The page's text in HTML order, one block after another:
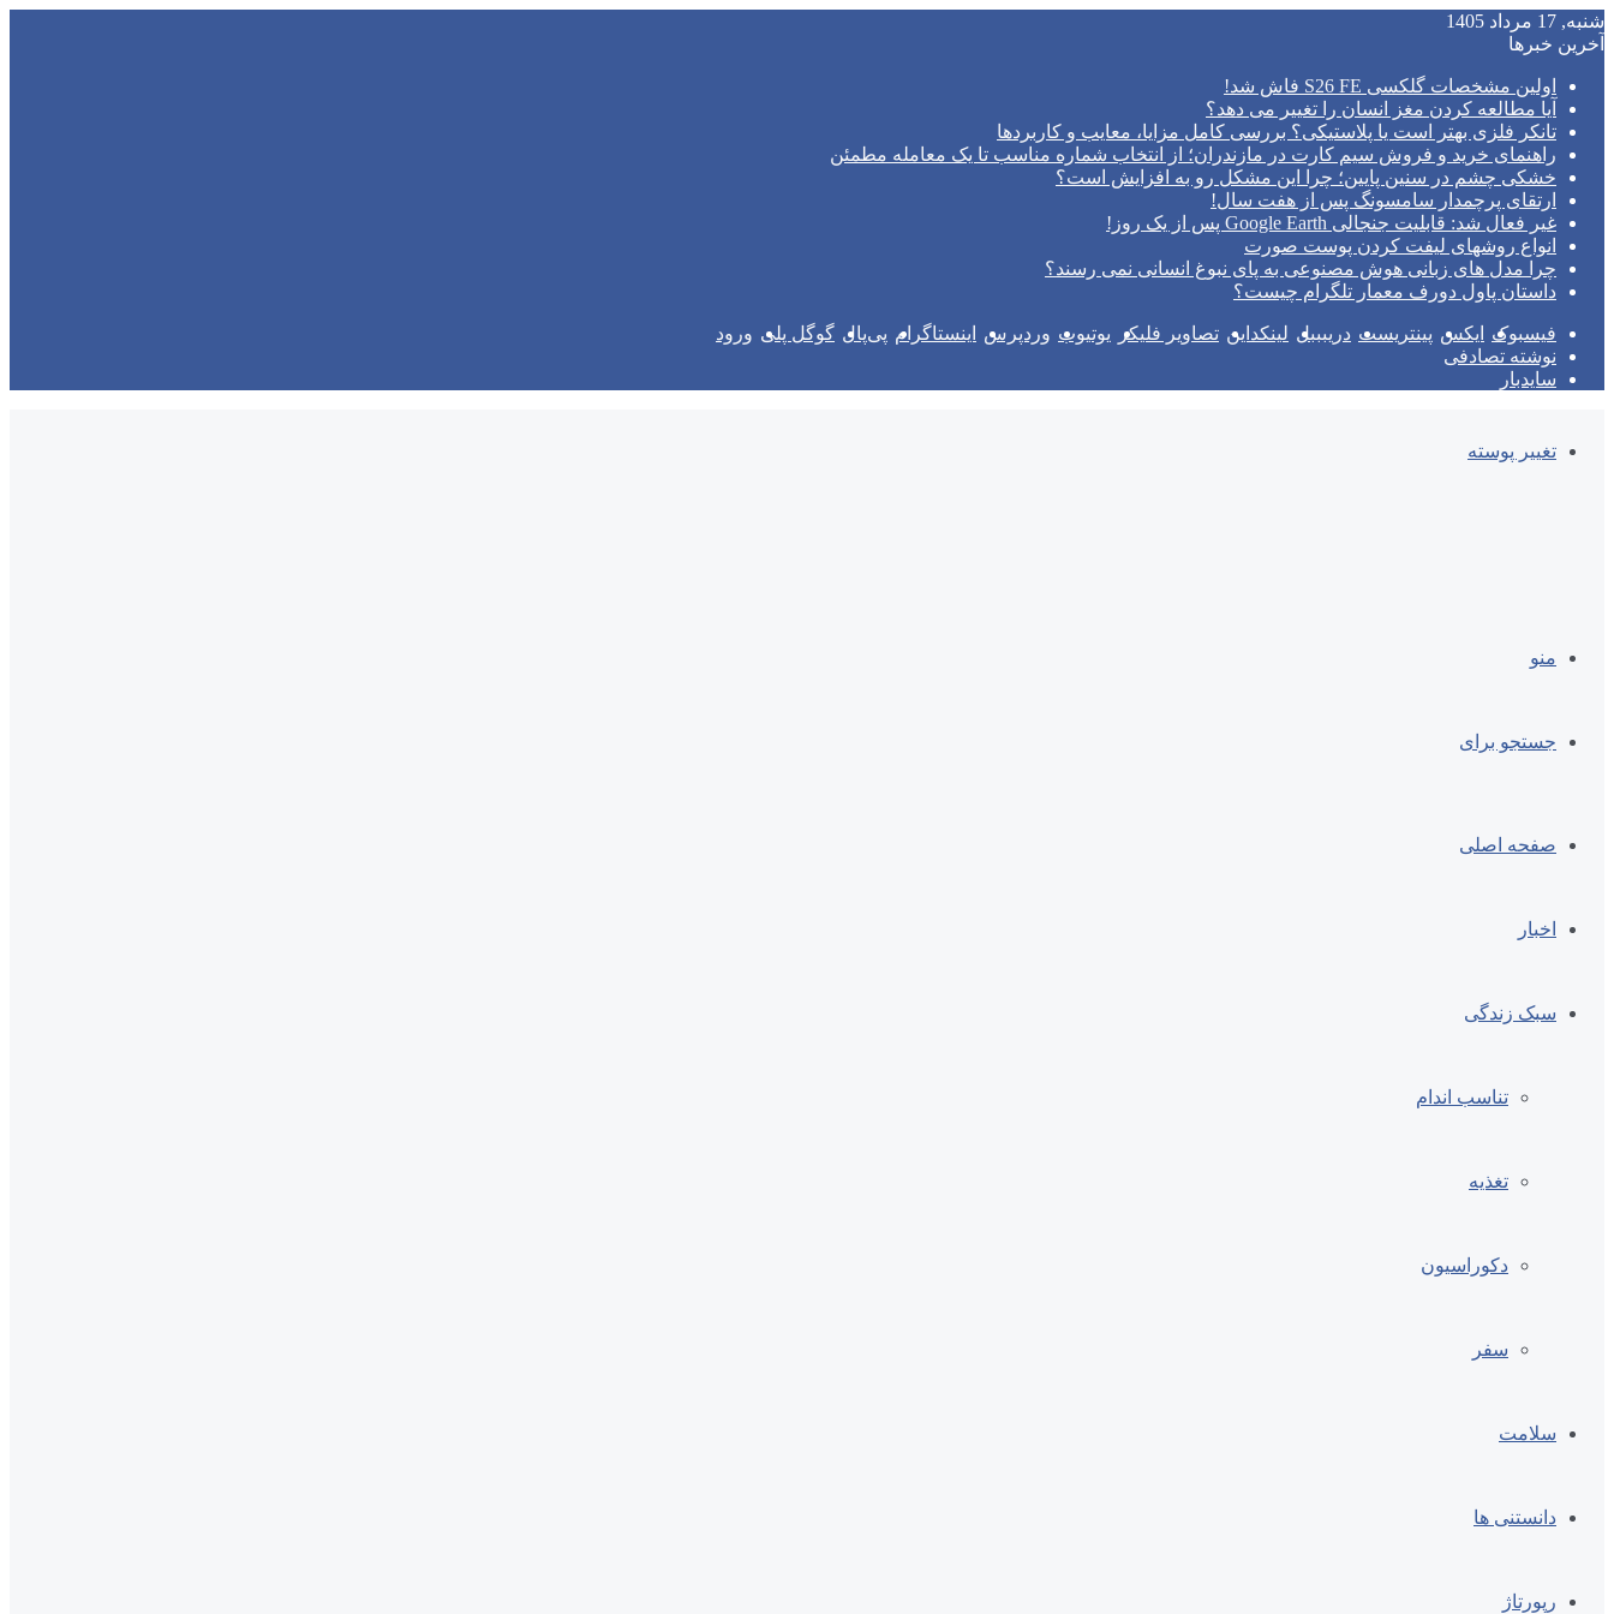
شنبه, 17 مرداد 1405
آخرین خبرها
اولین مشخصات گلکسی S26 FE فاش شد!
آیا مطالعه کردن مغز انسان را تغییر می‌ دهد؟
تانکر فلزی بهتر است یا پلاستیکی؟ بررسی کامل مزایا، معایب و کاربردها
راهنمای خرید و فروش سیم کارت در مازندران؛ از انتخاب شماره مناسب تا یک معامله مطمئن
خشکی چشم در سنین پایین؛ چرا این مشکل رو به افزایش است؟
ارتقای پرچمدار سامسونگ پس از هفت سال!
غیر فعال شد: قابلیت جنجالی Google Earth پس از یک روز!
انواع روشهای لیفت کردن پوست صورت
چرا مدل‌ های زبانی هوش مصنوعی به پای نبوغ انسانی نمی‌ رسند؟
داستان پاول دورف معمار تلگرام چیست؟
فیسبوک ایکس پینتریست دریبببل لینکداین تصاویر فلیکر یوتیوب وردپرس اینستاگرام پی‌پال گوگل پلی ورود
نوشته تصادفی
سایدبار
تغییر پوسته
منو
جستجو برای
صفحه اصلی
اخبار
سبک زندگی
تناسب اندام
تغذیه
دکوراسیون
سفر
سلامت
دانستنی ها
رپورتاژ